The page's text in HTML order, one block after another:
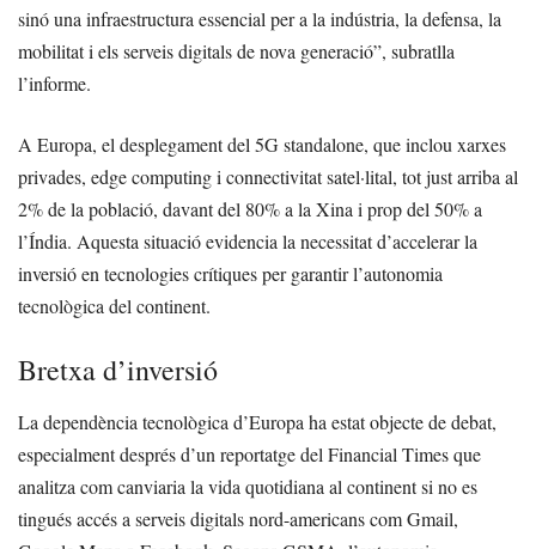
sinó una infraestructura essencial per a la indústria, la defensa, la
mobilitat i els serveis digitals de nova generació”, subratlla
l’informe.
A Europa, el desplegament del 5G standalone, que inclou xarxes
privades, edge computing i connectivitat satel·lital, tot just arriba al
2% de la població, davant del 80% a la Xina i prop del 50% a
l’Índia. Aquesta situació evidencia la necessitat d’accelerar la
inversió en tecnologies crítiques per garantir l’autonomia
tecnològica del continent.
Bretxa d’inversió
La dependència tecnològica d’Europa ha estat objecte de debat,
especialment després d’un reportatge del Financial Times que
analitza com canviaria la vida quotidiana al continent si no es
tingués accés a serveis digitals nord-americans com Gmail,